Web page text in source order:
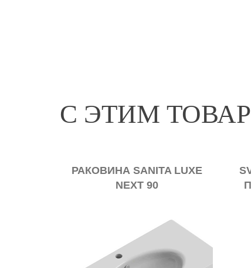
С ЭТИМ
РАКОВИНА SANITA LUXE
NEXT 90